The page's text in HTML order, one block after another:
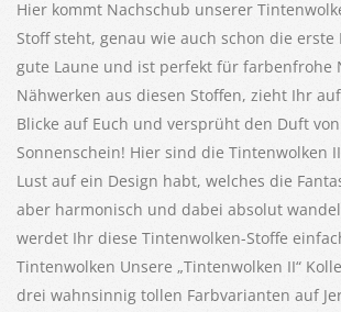
Hier kommt Nachschub unserer
Stoff steht, genau wie auch schon die
gute Laune und ist perfekt für farbenfrohe
Nähwerken aus diesen Stoffen, zieht Ihr
Blicke auf Euch und versprüht den Duft
Sonnenschein! Hier sind die Tintenwolken
Lust auf ein Design habt, welches die
aber harmonisch und dabei absolut
werdet Ihr diese Tintenwolken-Stoffe
Tintenwolken Unsere „Tintenwolken II“
drei wahnsinnig tollen Farbvarianten auf